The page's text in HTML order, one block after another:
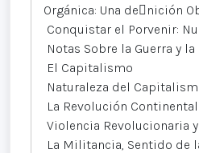
Orgánica: Una denición
Conquistar el Porvenir:
Notas Sobre la Guerra y la
El Capitalismo
Naturaleza del
La Revolución Continental
Violencia Revolucionaria
La Militancia, Sentido de